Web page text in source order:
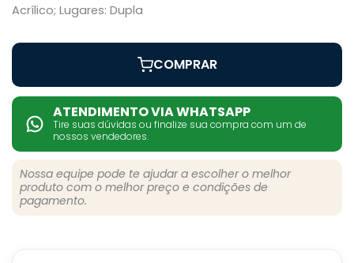
Acrílico; Lugares: Dupla
COMPRAR
ATENDIMENTO VIA WHATSAPP
Tire suas dúvidas ou finalize sua compra com um de
nossos vendedores.
Nossa equipe pode te ajudar a escolher o melhor
produto com o melhor preço e condições de
pagamento.